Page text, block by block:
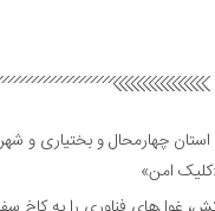
چهارمحال و بختیاری و
امن»